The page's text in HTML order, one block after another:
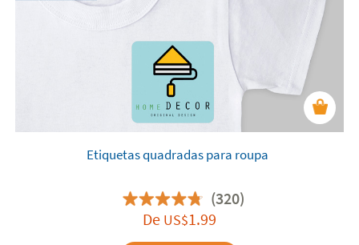
Etiquetas quadradas para roupa
(320)
De US$1.99